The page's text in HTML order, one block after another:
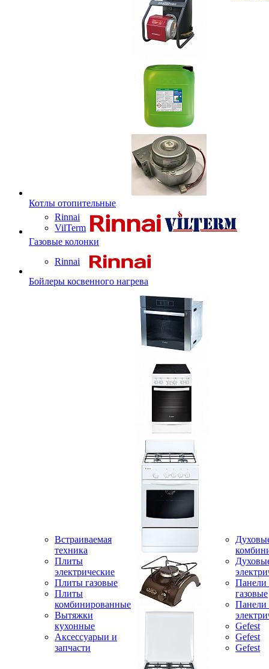
Котлы отопительные
Rinnai
VilTerm
Газовые колонки
Rinnai
Бойлеры косвенного нагрева
Встраиваемая
техника
Плиты
электрические
Плиты газовые
Плиты
комбинированные
Вытяжки
кухонные
Аксессуарыи и
запчасти
Панели
газовые
Панели
Gefest
Gefest
Gefest